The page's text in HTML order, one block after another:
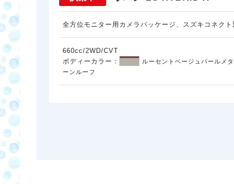
全方位モニター用カメラパッケージ、スズキコネク
660cc/2WD/CVT
ボディーカラー：
ルーセントベージュパールメ
ーンルーフ